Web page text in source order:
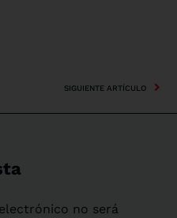
SIGUIENTE ARTÍCULO
no será